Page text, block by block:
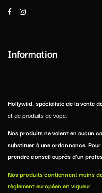
Information
Hollywiid, spécialiste de la vente
et de produits de vape.
Nos produits ne valent en aucun
substituer à une ordonnance.
prendre conseil auprès d’un
Nos produits contiennent moins
règlement européen en vigueur